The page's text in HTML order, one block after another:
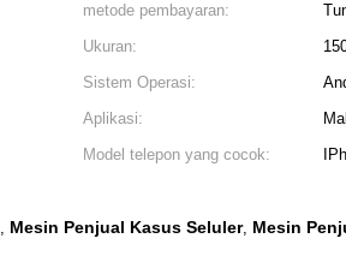
metode pembayaran:
Ukuran:
Sistem Operasi:
Aplikasi:
Model telepon yang cocok:
, Mesin Penjual Kasus Seluler, Mesin